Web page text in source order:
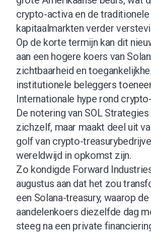
crypto-activa en de traditionele
kapitaalmarkten verder
Op de korte termijn kan dit
aan een hogere koers van
zichtbaarheid en
institutionele beleggers
Internationale hype rond
De notering van SOL
zichzelf, maar maakt deel uit
golf van crypto-
wereldwijd in opkomst zijn.
Zo kondigde Forward
augustus aan dat het zou
een Solana-treasury, waarop de
aandelenkoers diezelfde dag
steeg na een private